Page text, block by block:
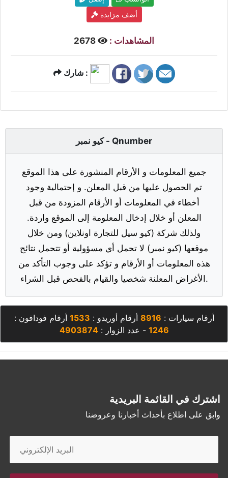
أضف مزايدة
المشاهدات :
شارك :
كيو نمبر - Qnumber
جميع المعلومات و الأرقام المنشورة على هذا الموقع
تم الحصول عليها من قبل المعلن. و إحتمالية وجود
أخطاء في المعلومات أو الأرقام المزودة من قبل
المعلن أو خلال إدخال المعلومة إلى الموقع واردة.
ولذلك شركة (كيو سيل للتجارة اونلاين) ومن خلال
موقعها (كيو نمبر) لا تحمل أي مسؤولية أو تتحمل نتائج
هذه المعلومات أو الأرقام و تؤكد على وجوب التأكد من
الأغراض المعلنة شخصيا والقيام بالفحص قبل الشراء.
أرقام سيارات : 8916 أرقام أوريدو : 1533 أرقام فودافون :
1246 - عدد الزوار :4903874
اشترك في القائمة البريدية
وابق على اطلاع بأحداث أخبارنا وعروضنا